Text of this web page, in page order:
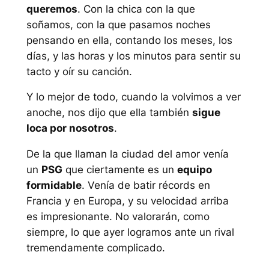
queremos. Con la chica con la que
soñamos, con la que pasamos noches
pensando en ella, contando los meses, los
días, y las horas y los minutos para sentir su
tacto y oír su canción.
Y lo mejor de todo, cuando la volvimos a ver
anoche, nos dijo que ella también sigue
loca por nosotros.
De la que llaman la ciudad del amor venía
un PSG que ciertamente es un equipo
formidable. Venía de batir récords en
Francia y en Europa, y su velocidad arriba
es impresionante. No valorarán, como
siempre, lo que ayer logramos ante un rival
tremendamente complicado.